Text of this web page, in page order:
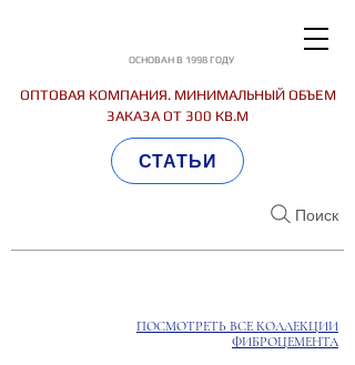
ОСНОВАН В 1998 ГОДУ
ОПТОВАЯ КОМПАНИЯ. МИНИМАЛЬНЫЙ ОБЪЕМ
ЗАКАЗА ОТ 300 КВ.М
Поиск
СТАТЬИ
ПОСМОТРЕТЬ ВСЕ КОЛЛЕКЦИИ
ФИБРОЦЕМЕНТА